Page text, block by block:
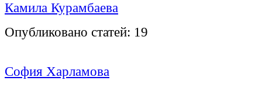
Камила Курамбаева
Опубликовано статей: 19
София Харламова